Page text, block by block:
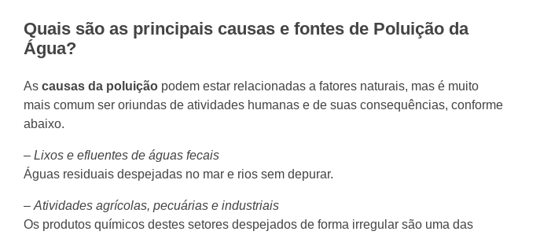
Quais são as principais causas e fontes de Poluição da
Água?
As causas da poluição podem estar relacionadas a fatores naturais, mas é muito
mais comum ser oriundas de atividades humanas e de suas consequências, conforme
abaixo.
– Lixos e efluentes de águas fecais
Águas residuais despejadas no mar e rios sem depurar.
– Atividades agrícolas, pecuárias e industriais
Os produtos químicos destes setores despejados de forma irregular são uma das